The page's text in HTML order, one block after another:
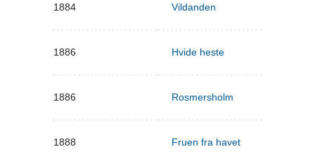
1884 Vildanden
1886 Hvide heste
1886 Rosmersholm
1888 Fruen fra havet